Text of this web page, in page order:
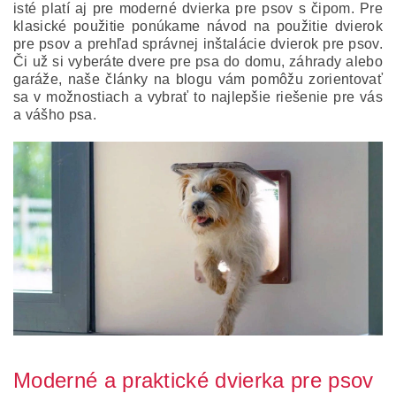
isté platí aj pre moderné dvierka pre psov s čipom. Pre
klasické použitie ponúkame návod na použitie dvierok
pre psov a prehľad správnej inštalácie dvierok pre psov.
Či už si vyberáte dvere pre psa do domu, záhrady alebo
garáže, naše články na blogu vám pomôžu zorientovať
sa v možnostiach a vybrať to najlepšie riešenie pre vás
a vášho psa.
Moderné a praktické dvierka pre psov